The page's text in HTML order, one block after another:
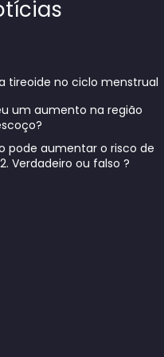
tireoide no ciclo menstrual
um aumento na região
pode aumentar o risco de
Verdadeiro ou falso ?